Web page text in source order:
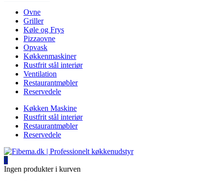
Ovne
Griller
Køle og Frys
Pizzaovne
Opvask
Køkkenmaskiner
Rustfrit stål interiør
Ventilation
Restaurantmøbler
Reservedele
Køkken Maskine
Rustfrit stål interiør
Restaurantmøbler
Reservedele
0
Ingen produkter i kurven